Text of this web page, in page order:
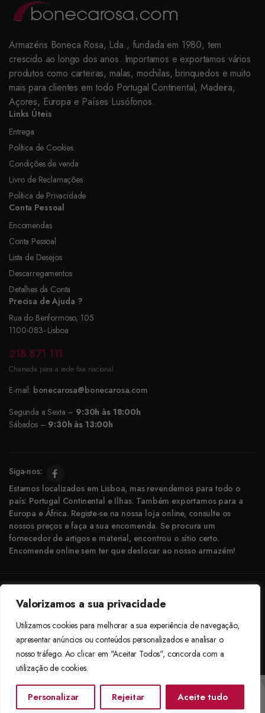
Valorizamos a sua privacidade
Utilizamos cookies para melhorar a sua experiência de navegação,
apresentar anúncios ou conteúdos personalizados e analisar o
nosso tráfego. Ao clicar em "Aceitar Todos", concorda com a
utilização de cookies.
Personalizar Rejeitar Aceite tudo
Armazéns Boneca Rosa, Lda., fundada em 1980, tem
crescido ao longo dos anos. Importamos e exportamos vários
produtos como carteiras, malas, mochilas, brinquedos e muito
mais para clientes em todo Portugal Continental, Madeira,
Açores, Europa e Países Lusófonos.
Links Úteis
Entrega
Política de Cookies
Condições de venda
Livro de Reclamações
Política de Privacidade
Conta Pessoal
Encomendas
Conta Pessoal
Lista de Desejos
Descarregamentos
Detalhes da Conta
Precisa de Ajuda ?
Rua do Benformoso, 105
1100-083- Lisboa
218 871 111
Chamada para a rede fixa nacional
E-mail: bonecarosa@bonecarosa.com
Segunda a Sexta – 9:30h às 18:00h
Sábados – 9:30h às 13:00h
Siga-nos:
Estamos localizados em Lisboa, mas revendemos para todo o
país: Portugal Continental e Ilhas. Também exportamos para a
Europa e África. Registe-se na nossa loja online, consulte os
nossos preços e faça a sua encomenda. Se procura um
fornecedor de artigos e material, encontrou o sítio certo.
Encomende online sem ter que deslocar ao nosso armazém!
Aceitamos: Transferência Bancária e Envio à Cobrança
Início Categorias Procurar Lista De Desejos Conta